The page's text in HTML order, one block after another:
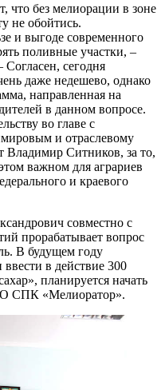
что без мелиорации в зоне
не обойтись.
и выгоде современного
поливные участки, –
сегодня
даже недешево, однако
направленная на
в данном вопросе.
во главе с
и отраслевому
Владимир Ситников, за то,
важном для аграриев
и краевого
сов­местно с
прорабатывает вопрос
В будущем году
в действие 300
планируется начать
СПК «Мелиоратор».